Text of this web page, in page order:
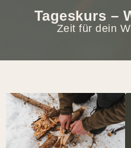
Tageskurs –
Zeit für dein